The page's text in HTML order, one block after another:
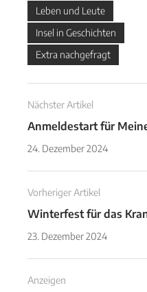
Leben und Leute
Insel in Geschichten
Extra nachgefragt
Nächster Artikel
Anmeldestart für
24. Dezember 2024
Vorheriger Artikel
Winterfest für das
23. Dezember 2024
Anzeigen